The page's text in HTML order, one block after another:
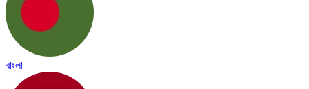
বাংলা